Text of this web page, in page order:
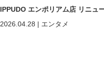
IPPUDO エンポリアム店 リニュ
2026.04.28 | エンタメ